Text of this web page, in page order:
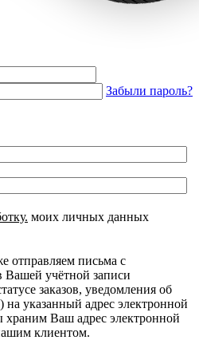
Забыли пароль?
моих личных данных
письма с
Вашей учётной записи
заказов, уведомления об
указанный адрес электронной
Ваш адрес электронной
клиентом.